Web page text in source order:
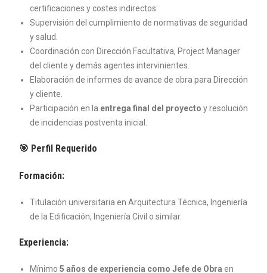
certificaciones y costes indirectos.
Supervisión del cumplimiento de normativas de seguridad
y salud.
Coordinación con Dirección Facultativa, Project Manager
del cliente y demás agentes intervinientes.
Elaboración de informes de avance de obra para Dirección
y cliente.
Participación en la entrega final del proyecto y resolución
de incidencias postventa inicial.
🎯 Perfil Requerido
Formación:
Titulación universitaria en Arquitectura Técnica, Ingeniería
de la Edificación, Ingeniería Civil o similar.
Experiencia:
Mínimo 5 años de experiencia como Jefe de Obra en